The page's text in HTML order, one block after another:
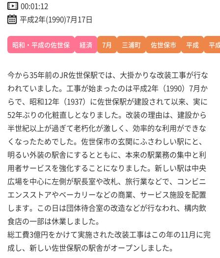
00:01:12
平成2年(1990)7月17日
昭和・平成の佐世保 経済 7月 三浦町 佐世保市 平成 平
今から35年前のJR佐世保駅では、大掛かりな改装工事が行な
われていました。工事が始まったのは平成2年（1990）7月か
らで、昭和12年（1937）に佐世保駅が建設されて以来、実に
52年ぶりの化粧直しとなりました。改装の理由は、建設から
半世紀以上が過ぎて老朽化が激しく、効率的な利用ができな
くなったためでした。佐世保市の玄関にふさわしい駅にと、
明るい外装の駅舎にするとともに、本来の駅業務の集中と利
用者サービスを強化することになりました。新しい駅は中央
広場を中心に左側が駅長室や改札、旅行業などで、コンビニ
エンスストアやベーカリーなどの商業、サービス施設を配置
します。この日は団体待合室の改造などが行なわれ、構内飲
食店の一部は休業しました。
総工費3億円をかけて実施された改装工事はこの年の11月に完
成し、新しい佐世保駅の駅舎がオープンしました。